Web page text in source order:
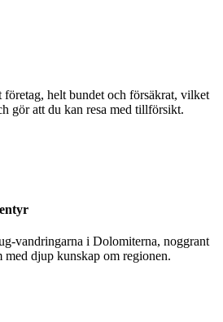
helt bundet och försäkrat, vilket
gör att du kan resa med tillförsikt.
vandringarna i Dolomiterna, noggrant
med djup kunskap om regionen.